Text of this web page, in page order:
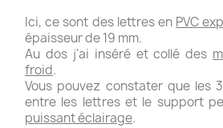
Ici, ce sont des lettres en PVC
épaisseur de 19 mm.
Au dos j'ai inséré et collé des
froid.
Vous pouvez constater que les
entre les lettres et le support
puissant éclairage.